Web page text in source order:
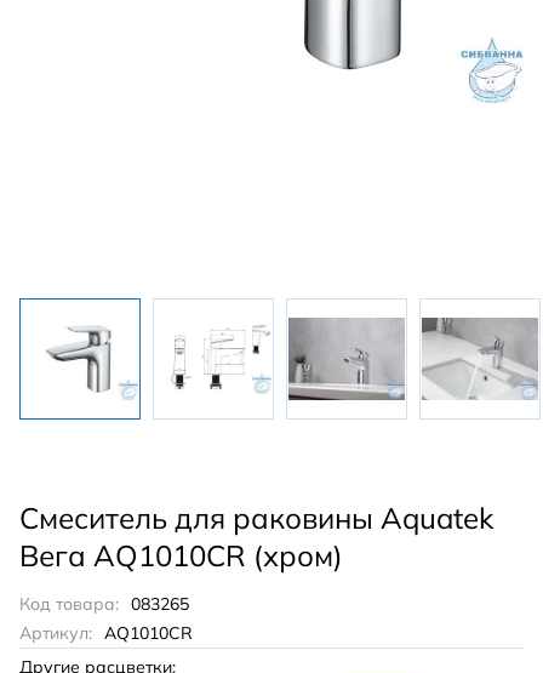
Смеситель для раковины Aquatek
Вега AQ1010CR (хром)
Код товара: 083265
Артикул: AQ1010CR
Другие расцветки: